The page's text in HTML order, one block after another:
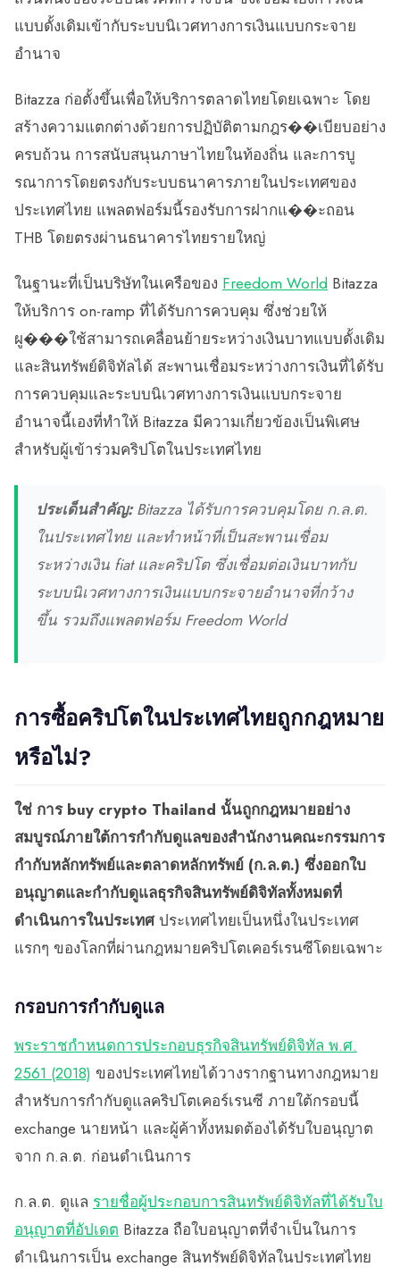
แบบดั้งเดิมเข้ากับระบบนิเวศทางการเงินแบบกระจาย
อำนาจ
Bitazza ก่อตั้งขึ้นเพื่อให้บริการตลาดไทยโดยเฉพาะ โดย
สร้างความแตกต่างด้วยการปฏิบัติตามกฎร��เบียบอย่าง
ครบถ้วน การสนับสนุนภาษาไทยในท้องถิ่น และการบู
รณาการโดยตรงกับระบบธนาคารภายในประเทศของ
ประเทศไทย แพลตฟอร์มนี้รองรับการฝากแ��ะถอน
THB โดยตรงผ่านธนาคารไทยรายใหญ่
ในฐานะที่เป็นบริษัทในเครือของ Freedom World Bitazza
ให้บริการ on-ramp ที่ได้รับการควบคุม ซึ่งช่วยให้
ผู���ใช้สามารถเคลื่อนย้ายระหว่างเงินบาทแบบดั้งเดิม
และสินทรัพย์ดิจิทัลได้ สะพานเชื่อมระหว่างการเงินที่ได้รับ
การควบคุมและระบบนิเวศทางการเงินแบบกระจาย
อำนาจนี้เองที่ทำให้ Bitazza มีความเกี่ยวข้องเป็นพิเศษ
สำหรับผู้เข้าร่วมคริปโตในประเทศไทย
ประเด็นสำคัญ:Bitazza ได้รับการควบคุมโดย ก.ล.ต.
ในประเทศไทย และทำหน้าที่เป็นสะพานเชื่อม
ระหว่างเงิน fiat และคริปโต ซึ่งเชื่อมต่อเงินบาทกับ
ระบบนิเวศทางการเงินแบบกระจายอำนาจที่กว้าง
ขึ้น รวมถึงแพลตฟอร์ม Freedom World
การซื้อคริปโตในประเทศไทยถูกกฎหมาย
หรือไม่?
ใช่ การ buy crypto Thailand นั้นถูกกฎหมายอย่าง
สมบูรณ์ภายใต้การกำกับดูแลของสำนักงานคณะกรรมการ
กำกับหลักทรัพย์และตลาดหลักทรัพย์ (ก.ล.ต.) ซึ่งออกใบ
อนุญาตและกำกับดูแลธุรกิจสินทรัพย์ดิจิทัลทั้งหมดที่
ดำเนินการในประเทศ ประเทศไทยเป็นหนึ่งในประเทศ
แรกๆ ของโลกที่ผ่านกฎหมายคริปโตเคอร์เรนซีโดยเฉพาะ
กรอบการกำกับดูแล
พระราชกำหนดการประกอบธุรกิจสินทรัพย์ดิจิทัล พ.ศ.
2561 (2018) ของประเทศไทยได้วางรากฐานทางกฎหมาย
สำหรับการกำกับดูแลคริปโตเคอร์เรนซี ภายใต้กรอบนี้
exchange นายหน้า และผู้ค้าทั้งหมดต้องได้รับใบอนุญาต
จาก ก.ล.ต. ก่อนดำเนินการ
ก.ล.ต. ดูแล รายชื่อผู้ประกอบการสินทรัพย์ดิจิทัลที่ได้รับใบ
อนุญาตที่อัปเดต Bitazza ถือใบอนุญาตที่จำเป็นในการ
ดำเนินการเป็น exchange สินทรัพย์ดิจิทัลในประเทศไทย